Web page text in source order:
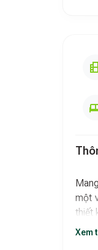
một
thiết
Các
Xem